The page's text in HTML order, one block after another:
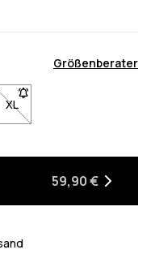
Größenberater
Klicke, um benachrichtigt
Klicke, um
L nicht verfügbar. Klicke,
XL- Größe XL nicht
59,90 €